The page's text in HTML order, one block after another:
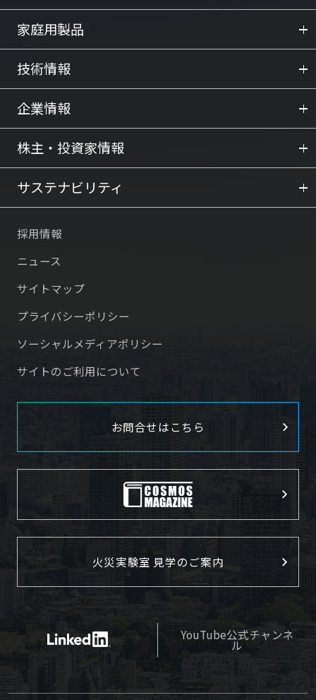
家庭用製品
技術情報
企業情報
株主・投資家情報
サステナビリティ
採用情報
ニュース
サイトマップ
プライバシーポリシー
ソーシャルメディアポリシー
サイトのご利用について
お問合せはこちら
火災実験室 見学のご案内
YouTube公式チャンネ
ル